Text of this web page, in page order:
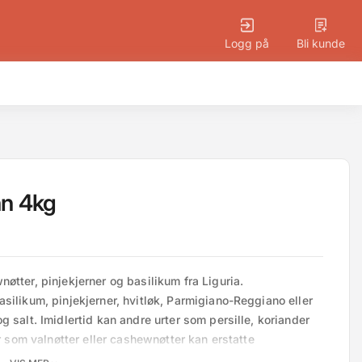
Logg på Bli kunde
4kg
pinjekjerner og basilikum fra Liguria.
pinjekjerner, hvitløk, Parmigiano-Reggiano eller
salt. Imidlertid kan andre urter som persille, koriander
valnøtter eller cashewnøtter kan erstatte